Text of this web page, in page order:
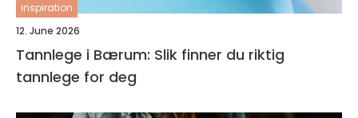
inspiration
12. June 2026
Tannlege i Bærum: Slik finner du riktig
tannlege for deg